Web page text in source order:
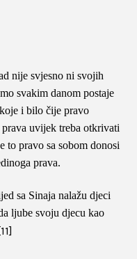
nije svjesno ni svojih
svakim danom postaje
i bilo čije pravo
uvijek treba otkrivati
to pravo sa sobom donosi
prava.
sa Sinaja nalažu djeci
ljube svoju djecu kao